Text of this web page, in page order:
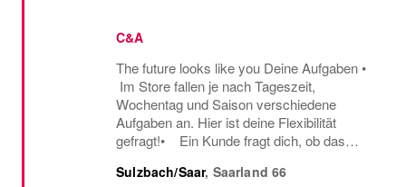
C&A
The future looks like you Deine Aufgaben •
Im Store fallen je nach Tageszeit,
Wochentag und Saison verschiedene
Aufgaben an. Hier ist deine Flexibilität
gefragt!• Ein Kunde fragt dich, ob das
Größe verfügbar ist oder welcher Gürtel gut
Sulzbach/Saar, Saarland 66